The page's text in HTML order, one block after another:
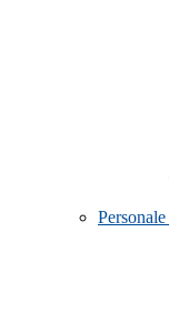
Personale